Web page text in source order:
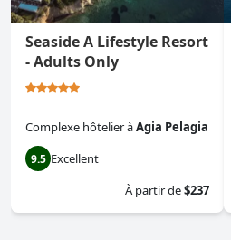
Seaside A Lifestyle Resort
- Adults Only
Complexe hôtelieràAgia Pelagia
9.5 Excellent
À partir de$237